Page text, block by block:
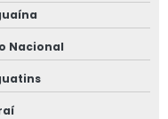
Nacional